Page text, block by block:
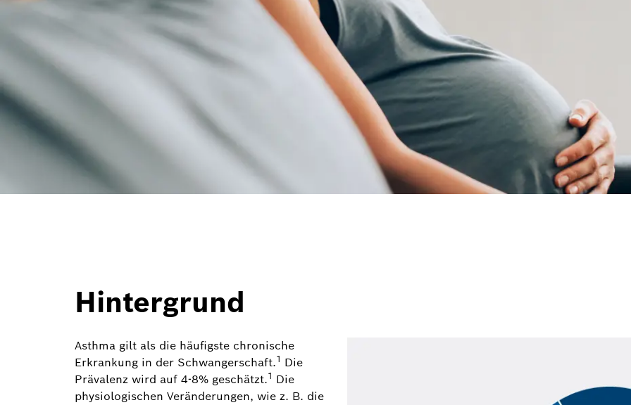
Hintergrund
Asthma gilt als die häufigste chronische
Erkrankung in der Schwangerschaft.1 Die
Prävalenz wird auf 4-8% geschätzt.1 Die
physiologischen Veränderungen, wie z. B. die